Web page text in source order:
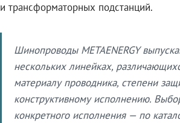
и трансформаторных подстанций.
Шинопроводы METAENERGY
нескольких линейках,
материалу проводника, степени
конструктивному исполнению.
конкретного исполнения — по